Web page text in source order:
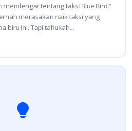
mendengar tentang taksi Blue Bird?
merasakan naik taksi yang
biru ini. Tapi tahukah...